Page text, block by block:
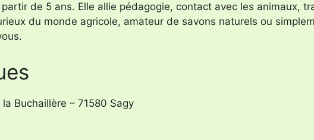
de 5 ans. Elle allie pédagogie, contact avec les animaux,
du monde agricole, amateur de savons naturels ou
Buchaillère – 71580 Sagy